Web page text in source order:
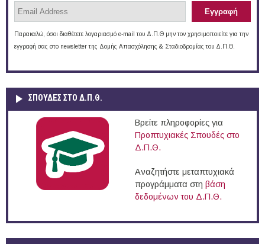
Παρακαλώ, όσοι διαθέτετε λογαριασμό e-mail του Δ.Π.Θ μην τον χρησιμοποιείτε για την
εγγραφή σας στο newsletter της Δομής Απασχόλησης & Σταδιοδρομίας του Δ.Π.Θ.
ΣΠΟΥΔΈΣ ΣΤΟ Δ.Π.Θ.
Βρείτε πληροφορίες για
Προπτυχιακές Σπουδές στο
Δ.Π.Θ.
Αναζητήστε μεταπτυχιακά
προγράμματα στη βάση
δεδομένων του Δ.Π.Θ.